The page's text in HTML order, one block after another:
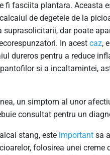
fi fasciita plantara. Aceasta
de degetele de la
dar poate
In acest caz,
dureros pentru a reduce
si a incaltamintei,
un simptom al unor
consultat pentru un
stang, este important sa
folosirea unei creme